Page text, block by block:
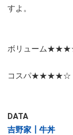
すよ。
ボリューム
コスパ★★★★☆
DATA
吉野家┃牛丼